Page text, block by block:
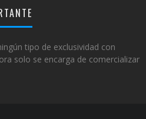
tipo de exclusividad con
solo se encarga de comercializar